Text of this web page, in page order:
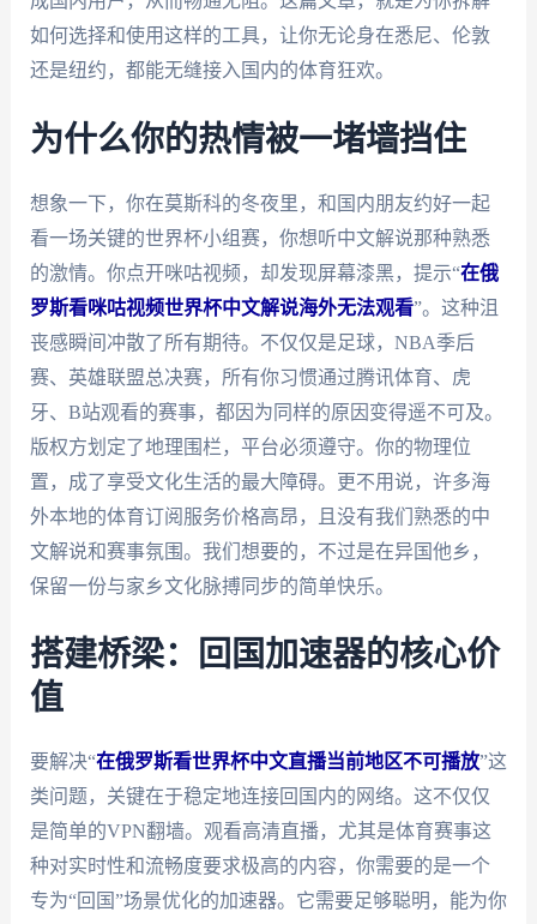
如何选择和使用这样的工具，让你无论身在悉尼、伦敦
还是纽约，都能无缝接入国内的体育狂欢。
为什么你的热情被一堵墙挡住
想象一下，你在莫斯科的冬夜里，和国内朋友约好一起
看一场关键的世界杯小组赛，你想听中文解说那种熟悉
的激情。你点开咪咕视频，却发现屏幕漆黑，提示“在俄
罗斯看咪咕视频世界杯中文解说海外无法观看”。这种沮
丧感瞬间冲散了所有期待。不仅仅是足球，NBA季后
赛、英雄联盟总决赛，所有你习惯通过腾讯体育、虎
牙、B站观看的赛事，都因为同样的原因变得遥不可及。
版权方划定了地理围栏，平台必须遵守。你的物理位
置，成了享受文化生活的最大障碍。更不用说，许多海
外本地的体育订阅服务价格高昂，且没有我们熟悉的中
文解说和赛事氛围。我们想要的，不过是在异国他乡，
保留一份与家乡文化脉搏同步的简单快乐。
搭建桥梁：回国加速器的核心价
值
要解决“在俄罗斯看世界杯中文直播当前地区不可播放”这
类问题，关键在于稳定地连接回国内的网络。这不仅仅
是简单的VPN翻墙。观看高清直播，尤其是体育赛事这
种对实时性和流畅度要求极高的内容，你需要的是一个
专为“回国”场景优化的加速器。它需要足够聪明，能为你